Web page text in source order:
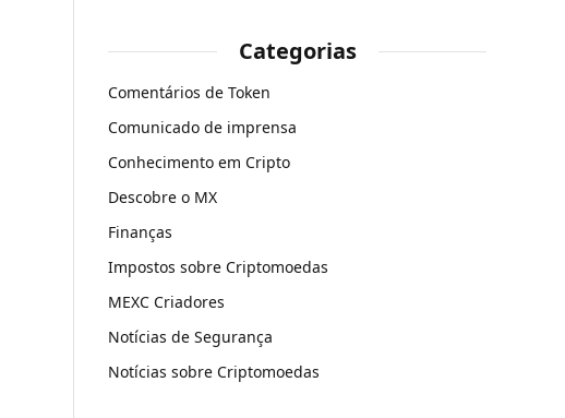
Categorias
Comentários de Token
Comunicado de imprensa
Conhecimento em Cripto
Descobre o MX
Finanças
Impostos sobre Criptomoedas
MEXC Criadores
Notícias de Segurança
Notícias sobre Criptomoedas